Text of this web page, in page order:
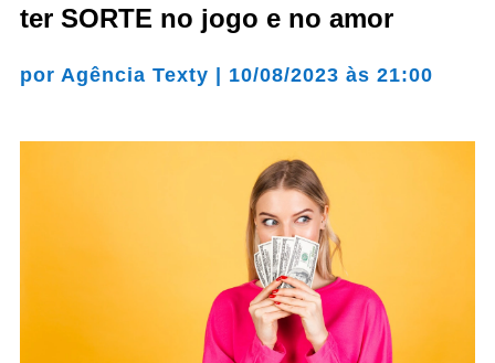
ter SORTE no jogo e no amor
por Agência Texty | 10/08/2023 às 21:00